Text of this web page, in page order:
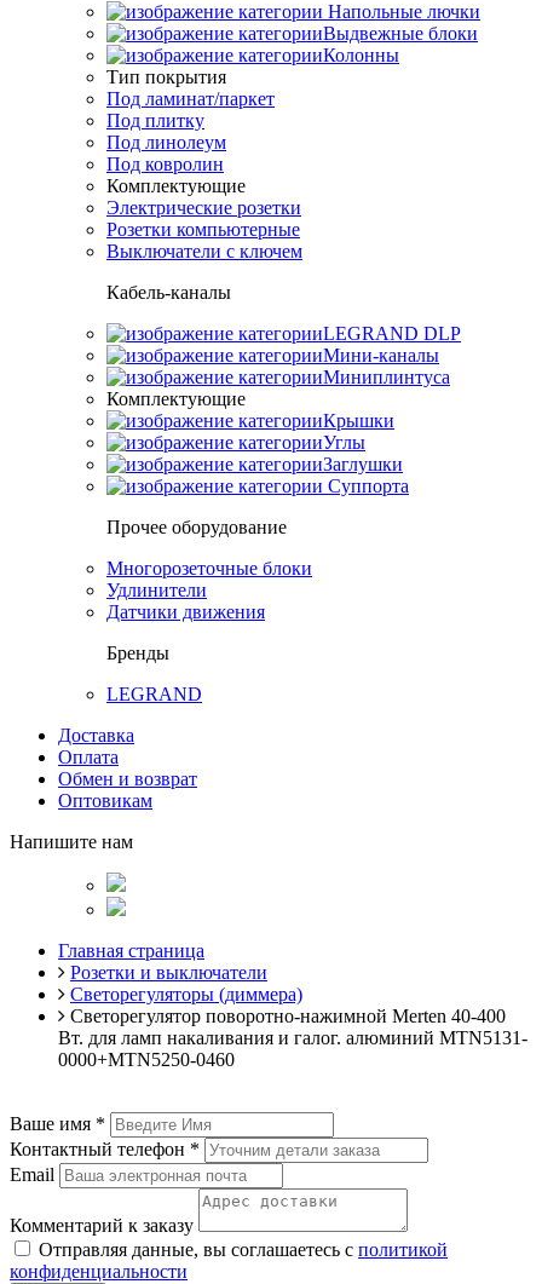
Напольные лючки
Выдвежные блоки
Колонны
Тип покрытия
Под ламинат/паркет
Под плитку
Под линолеум
Под ковролин
Комплектующие
Электрические розетки
Розетки компьютерные
Выключатели с ключем
Кабель-каналы
LEGRAND DLP
Мини-каналы
Миниплинтуса
Комплектующие
Крышки
Углы
Заглушки
Суппорта
Прочее оборудование
Многорозеточные блоки
Удлинители
Датчики движения
Бренды
LEGRAND
Доставка
Оплата
Обмен и возврат
Оптовикам
Напишите нам
Главная страница
Розетки и выключатели
Светорегуляторы (диммера)
Светорегулятор поворотно-нажимной Merten 40-400
Вт. для ламп накаливания и галог. алюминий MTN5131-
0000+MTN5250-0460
Ваше имя *
Контактный телефон *
Email
Комментарий к заказу
Отправляя данные, вы соглашаетесь с политикой
конфиденциальности